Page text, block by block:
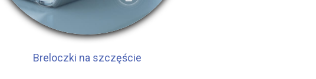
Breloczki na szczęście